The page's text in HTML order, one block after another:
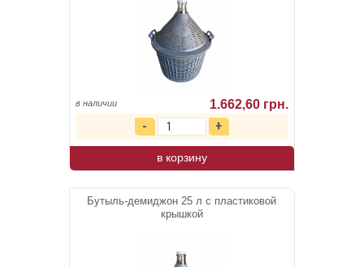
в наличии 1.662,60 грн.
в корзину
Бутыль-демиджон 25 л с пластиковой
крышкой